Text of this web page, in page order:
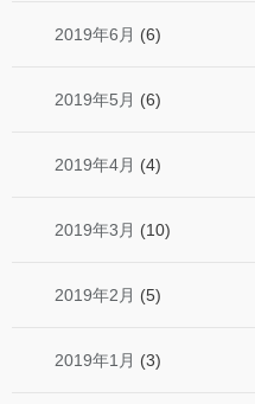
2019年6月 (6)
2019年5月 (6)
2019年4月 (4)
2019年3月 (10)
2019年2月 (5)
2019年1月 (3)